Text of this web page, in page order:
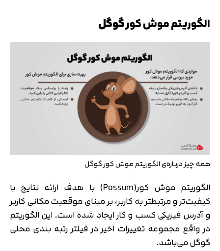
الگوریتم موش کورگوگل
همه چیز درباره‌ی الگوریتم موش کور گوگل
الگوریتم موش کور(Possum) با هدف ارائه نتایج با
کیفیت‌تر و مرتبطتر به کاربر، بر مبنای موقعیت مکانی کاربر
و آدرس فیزیکی کسب و کار ایجاد شده است. این الگوریتم
در واقع مجموعه تغییرات اخیر در فیلتر رتبه بندی محلی
گوگل می‌باشد.